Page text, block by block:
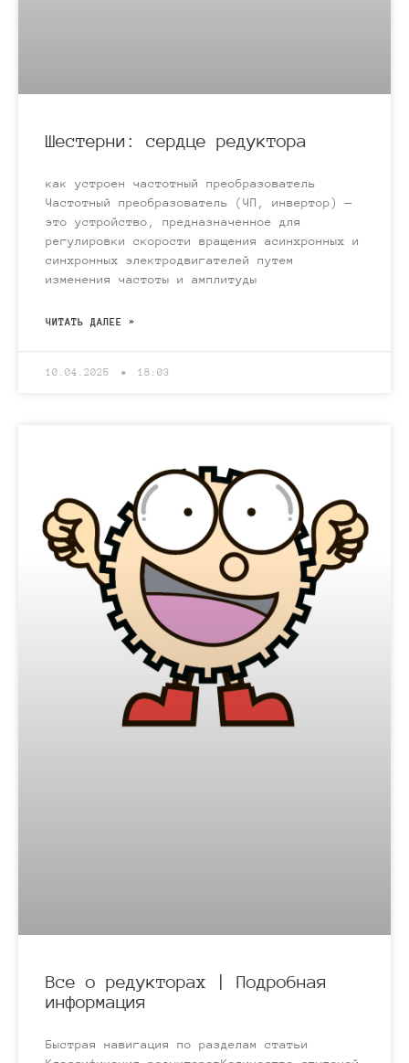
Шестерни: сердце редуктора
как устроен частотный преобразователь
Частотный преобразователь (ЧП, инвертор) —
это устройство, предназначенное для
регулировки скорости вращения асинхронных и
синхронных электродвигателей путем
изменения частоты и амплитуды
ЧИТАТЬ ДАЛЕЕ »
10.04.2025 18:03
Все о редукторах | Подробная
информация
Быстрая навигация по разделам статьи